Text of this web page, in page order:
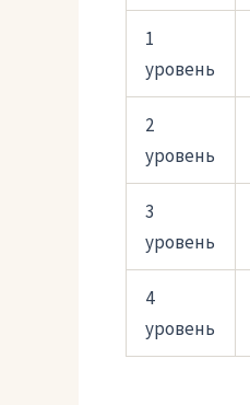
1
уровень
2
уровень
3
уровень
4
уровень